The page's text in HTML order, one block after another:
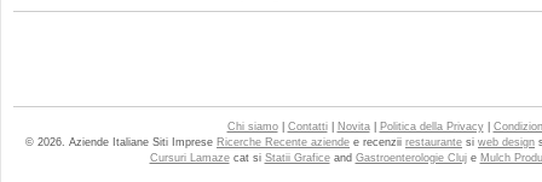
Chi siamo| Contatti| Novita| Politica della Privacy|
© 2026. Aziende Italiane Siti Imprese Ricerche Recente aziende e recenzii restaurante si web design
Cursuri Lamazecat si Statii Graficeand Gastroenterologie Cluje Mulch